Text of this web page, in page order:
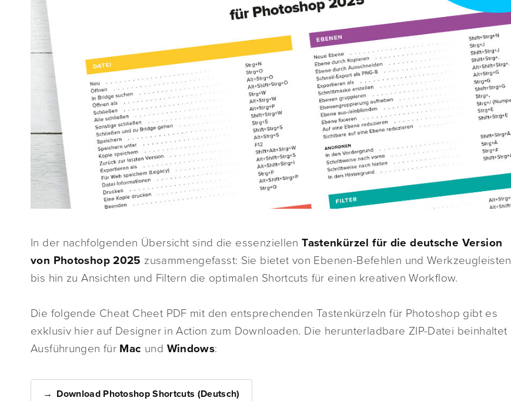
In der nachfolgenden Übersicht sind die essenziellenTastenkürzel für die deutsche Version
von Photoshop 2025 zusammengefasst: Sie bietet von Ebenen-Befehlen und Werkzeugleisten
bis hin zu Ansichten und Filtern die optimalen Shortcuts für einen kreativen Workflow.
Die folgende Cheat Cheet PDF mit den entsprechenden Tastenkürzeln für Photoshop gibt es
exklusiv hier auf Designer in Action zum Downloaden. Die herunterladbare ZIP-Datei beinhaltet
Ausführungen für Mac und Windows:
Download Photoshop Shortcuts (Deutsch)